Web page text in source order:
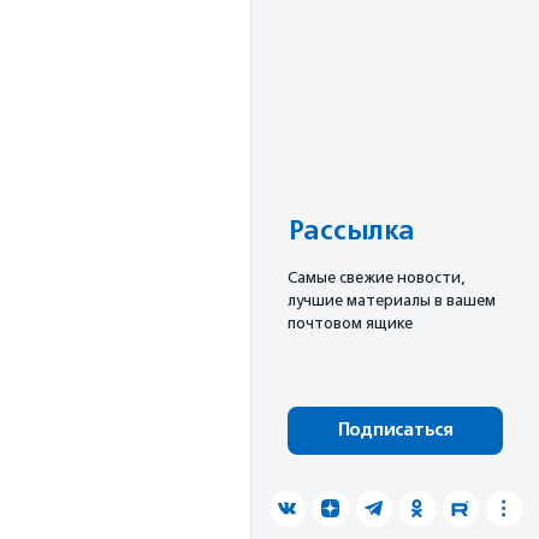
Рассылка
Cамые свежие новости,
лучшие материалы в вашем
почтовом ящике
Подписаться